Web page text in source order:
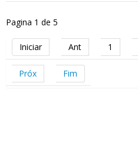
Pagina 1 de 5
Iniciar Ant 1
Próx Fim